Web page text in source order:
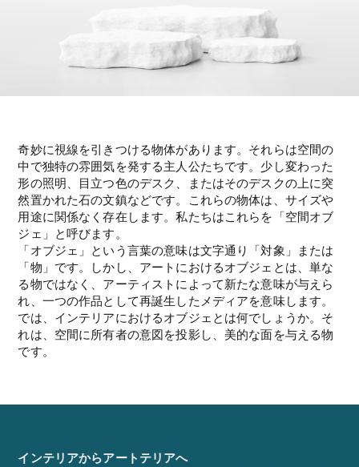
奇妙に視線を引きつける物体があります。それらは空間の
中で独特の雰囲気を発する主人公たちです。少し変わった
形の照明、目立つ色のデスク、またはそのデスクの上に突
然置かれた石の文鎮などです。これらの物体は、サイズや
用途に関係なく存在します。私たちはこれらを「空間オブ
ジェ」と呼びます。
「オブジェ」という言葉の意味は文字通り「対象」または
「物」です。しかし、アートにおけるオブジェとは、単な
る物ではなく、アーティストによって新たな意味が与えら
れ、一つの作品として再誕生したメディアを意味します。
では、インテリアにおけるオブジェとは何でしょうか。そ
れは、空間に所有者の意図を投影し、美的な面を与える物
です。
インテリアからアートテリアへ